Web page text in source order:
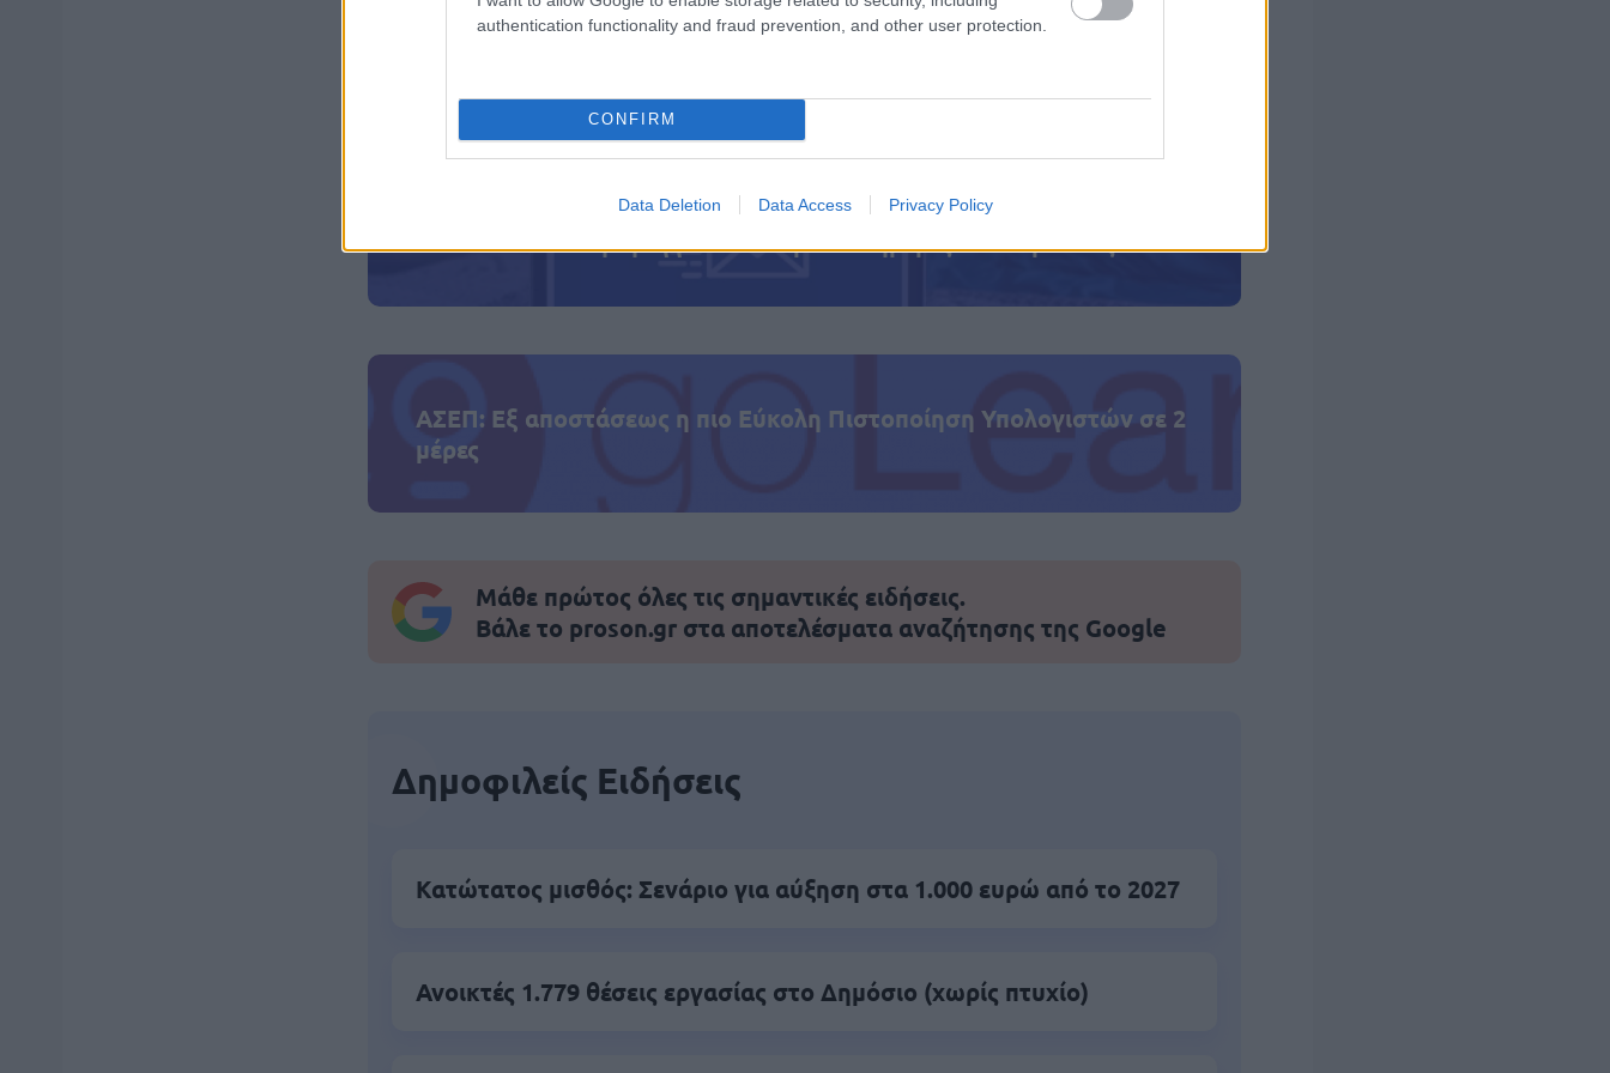
authentication functionality and fraud prevention, and other user protection.
CONFIRM
Data Deletion Data Access Privacy Policy
και διεθνή κατακραυγή, καθώς ανέδειξε τους κινδύνους που αντιμετωπίζουν οι
ΑΣΕΠ: Πιστοποίηση Αγγλικών σε μόνο 2 ημέρες στα χέρια σας
ΑΣΕΠ: Εξ αποστάσεως η πιο Εύκολη Πιστοποίηση Υπολογιστών σε 2
μέρες
Μάθε πρώτος όλες τις σημαντικές ειδήσεις.
Βάλε το proson.gr στα αποτελέσματα αναζήτησης της Google
Δημοφιλείς Ειδήσεις
Κατώτατος μισθός: Σενάριο για αύξηση στα 1.000 ευρώ από το 2027
Ανοικτές 1.779 θέσεις εργασίας στο Δημόσιο (χωρίς πτυχίο)